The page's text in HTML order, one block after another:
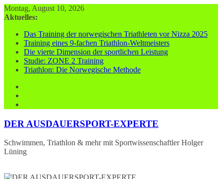
Zum
Inhalt
Montag, August 10, 2026
Aktuelles:
Das Training der norwegischen Triathleten vor Nizza 2025
Training eines 9-fachen Triathlon-Weltmeisters
Die vierte Dimension der sportlichen Leistung
Studie: ZONE 2 Training
Triathlon: Die Norwegische Methode
DER AUSDAUERSPORT-EXPERTE
Schwimmen, Triathlon & mehr mit Sportwissenschaftler Holger
Lüning